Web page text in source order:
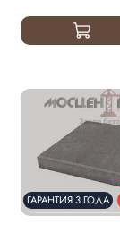
ГАРАНТИЯ 3 ГОДА